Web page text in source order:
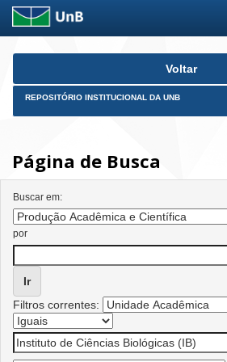
Skip
Voltar
REPOSITÓRIO INSTITUCIONAL DA UNB
Página de Busca
Buscar em:
por
Filtros correntes: